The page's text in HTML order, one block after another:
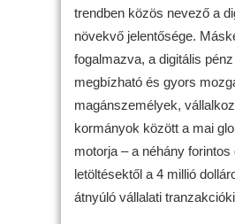
trendben közös nevező a
növekvő jelentősége.
fogalmazva, a digitális
megbízható és gyors
magánszemélyek,
kormányok között a mai
motorja – a néhány forintos
letöltésektől a 4 millió
átnyúló vállalati